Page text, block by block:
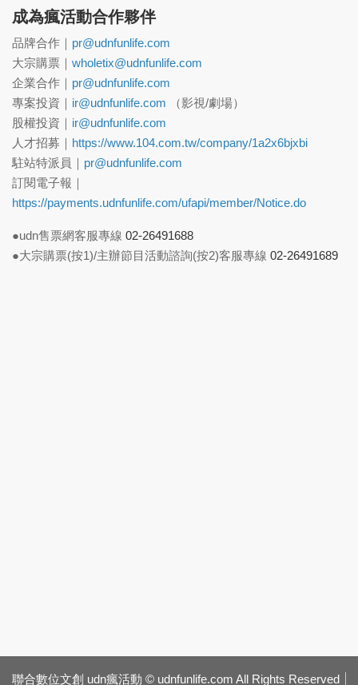
成為瘋活動合作夥伴
品牌合作｜ pr@udnfunlife.com
大宗購票｜ wholetix@udnfunlife.com
企業合作｜ pr@udnfunlife.com
專案投資｜ ir@udnfunlife.com （影視/劇場）
股權投資｜ ir@udnfunlife.com
人才招募｜ https://www.104.com.tw/company/1a2x6bjxbi
駐站特派員｜ pr@udnfunlife.com
訂閱電子報｜
https://payments.udnfunlife.com/ufapi/member/Notice.do
●udn售票網客服專線 02-26491688
●大宗購票(按1)/主辦節目活動諮詢(按2)客服專線 02-26491689
聯合數位文創 udn瘋活動 © udnfunlife.com All Rights Reserved